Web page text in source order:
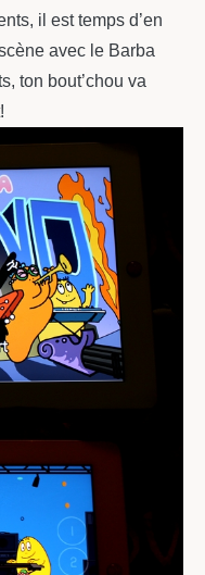
il est temps d’en
avec le Barba
ton bout’chou va